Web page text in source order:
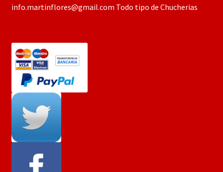
info.martinflores@gmail.com Todo tipo de Chucherias